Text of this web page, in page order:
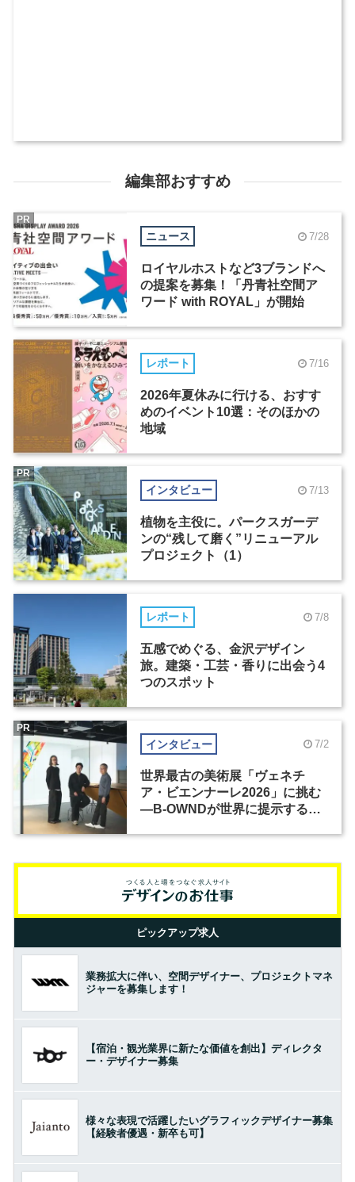
編集部おすすめ
ニュース 7/28
ロイヤルホストなど3ブランドへ
の提案を募集！「丹青社空間ア
ワード with ROYAL」が開始
PR
レポート 7/16
2026年夏休みに行ける、おすす
めのイベント10選：そのほかの
地域
インタビュー 7/13
植物を主役に。パークスガーデ
ンの“残して磨く”リニューアル
プロジェクト（1）
PR
レポート 7/8
五感でめぐる、金沢デザイン
旅。建築・工芸・香りに出会う4
つのスポット
インタビュー 7/2
世界最古の美術展「ヴェネチ
ア・ビエンナーレ2026」に挑む
―B-OWNDが世界に提示する美
PR
ピックアップ求人
業務拡大に伴い、空間デザイナー、プロジェクトマネ
ジャーを募集します！
【宿泊・観光業界に新たな価値を創出】ディレクタ
ー・デザイナー募集
様々な表現で活躍したいグラフィックデザイナー募集
【経験者優遇・新卒も可】